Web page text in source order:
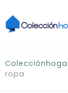
al
contenido
ropa